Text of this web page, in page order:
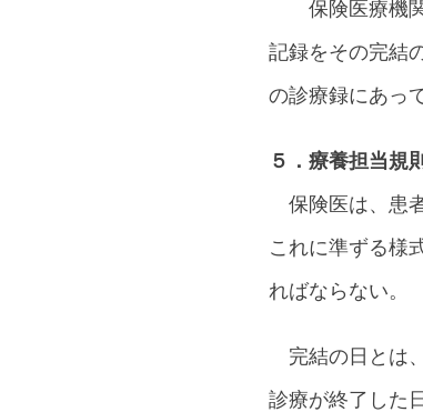
保険医療機関
記録をその完結
の診療録にあっ
５．療養担当規
保険医は、患
これに準ずる様
ればならない。
完結の日とは
診療が終了した